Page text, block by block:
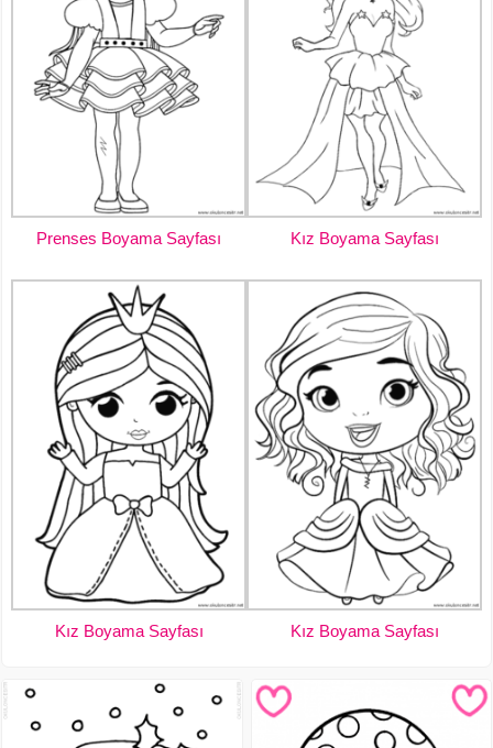
Prenses Boyama Sayfası Kız Boyama Sayfası
Kız Boyama Sayfası Kız Boyama Sayfası